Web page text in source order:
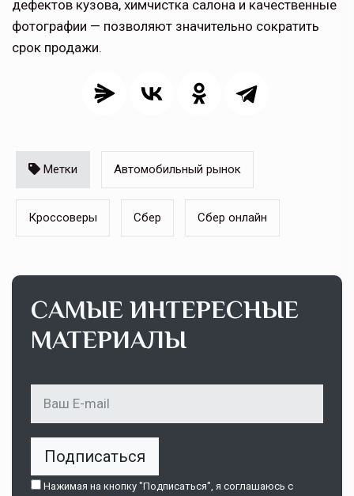
дефектов кузова, химчистка салона и качественные
фотографии — позволяют значительно сократить
срок продажи.
Метки Автомобильный рынок
Кроссоверы Сбер Сбер онлайн
САМЫЕ ИНТЕРЕСНЫЕ
МАТЕРИАЛЫ
Подписаться
Нажимая на кнопку "Подписаться", я соглашаюсь c